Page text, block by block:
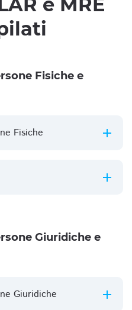
Fisiche e
Fisiche
Giuridiche e
Giuridiche